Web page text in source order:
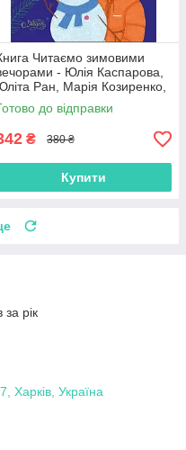
Читаємо зимовими
- Юлія Каспарова,
Ран, Марія Козиренко,
Макуліна, Інна
Катерина
до відправки
₴ 380 ₴
Купити
за рік
Харків, Україна